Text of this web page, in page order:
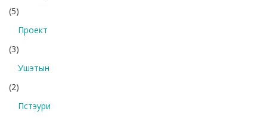
(5)
Проект
(3)
Ушэтын
(2)
Пстэури